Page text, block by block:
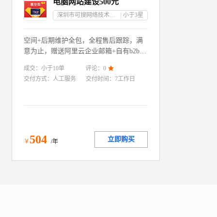
电脑网站建设500元
深圳市可搜网络技术有限公司 小于3星
空间+后期维护全包，全程售后跟踪，满
意为止，赠送阿里云企业邮箱+自有b2b平
成交： 小于10单 评论： 0 
交付方式： 人工服务 交付时间： 7工作日
￥ 504 /年 立即购买